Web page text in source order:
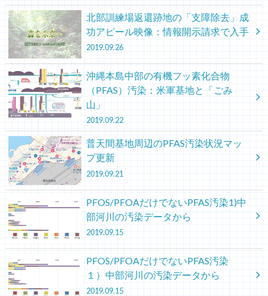
北部訓練場返還跡地の「支障除去」成
功アピール映像：情報開示請求で入手
2019.09.26
沖縄本島中部の有機フッ素化合物
（PFAS）汚染：米軍基地と「ごみ
山」
2019.09.22
普天間基地周辺のPFAS汚染状況マッ
プ更新
2019.09.21
PFOS/PFOAだけでないPFAS汚染1)中
部河川の汚染データから
2019.09.15
PFOS/PFOAだけでないPFAS汚染
１）中部河川の汚染データから
2019.09.15